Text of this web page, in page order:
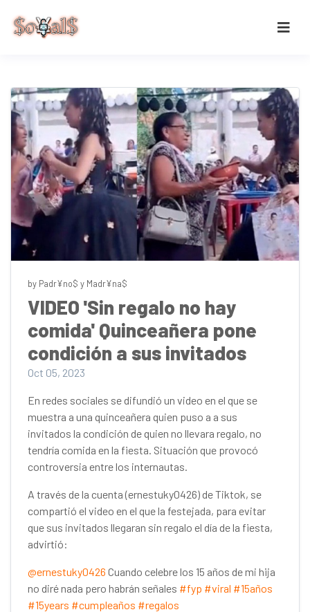
by Padr¥no$ y Madr¥na$
VIDEO 'Sin regalo no hay
comida' Quinceañera pone
condición a sus invitados
Oct 05, 2023
En redes sociales se difundió un video en el que se
muestra a una quinceañera quien puso a a sus
invitados la condición de quien no llevara regalo, no
tendría comida en la fiesta. Situación que provocó
controversia entre los internautas.
A través de la cuenta (ernestuky0426) de Tiktok, se
compartió el video en el que la festejada, para evitar
que sus invitados llegaran sin regalo el día de la fiesta,
advirtió:
@ernestuky0426 Cuando celebre los 15 años de mi hija
no diré nada pero habrán señales #fyp #viral #15años
#15years #cumpleaños #regalos